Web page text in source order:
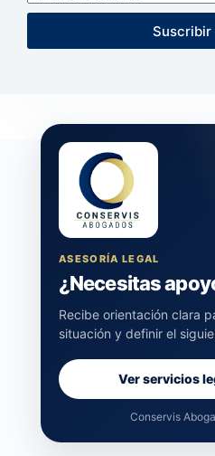
Suscribir
ASESORÍA LEGAL
¿Necesitas
Recibe orientación clara
situación y definir el
Ver servicios
Conservis